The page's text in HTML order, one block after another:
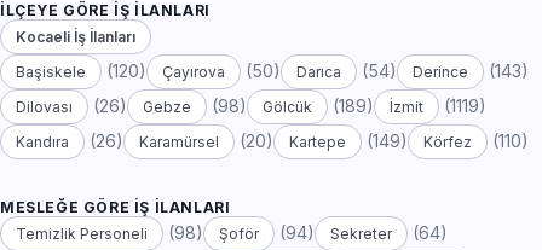
İLÇEYE GÖRE İŞ İLANLARI
Kocaeli İş İlanları
Başiskele
(120) Çayırova (50) Darıca (54) Derince (143)
Dilovası (26) Gebze (98) Gölcük (189) İzmit (1119)
Kandıra (26) Karamürsel (20) Kartepe (149) Körfez (110)
MESLEĞE GÖRE İŞ İLANLARI
Temizlik Personeli
(98) Şoför (94) Sekreter (64)